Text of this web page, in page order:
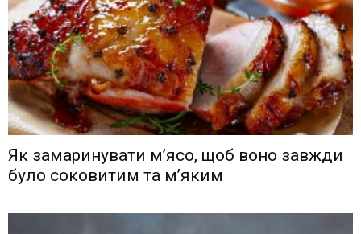
Як замаринувати м’ясо, щоб воно завжди
було соковитим та м’яким